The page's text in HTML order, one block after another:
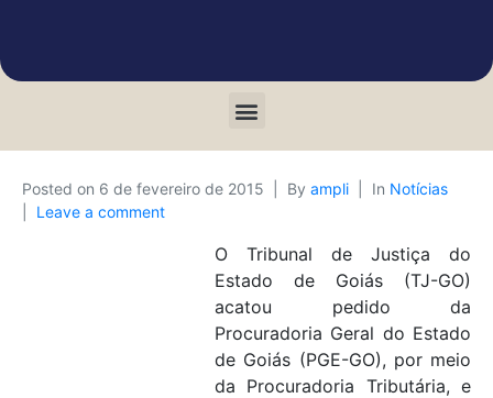
Posted on 6 de fevereiro de 2015 By ampli In Notícias
Leave a comment
O Tribunal de Justiça do
Estado de Goiás (TJ-GO)
acatou pedido da
Procuradoria Geral do Estado
de Goiás (PGE-GO), por meio
da Procuradoria Tributária, e